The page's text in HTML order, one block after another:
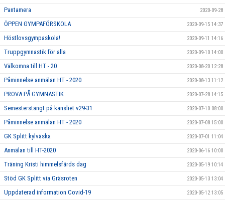
Pantamera 2020-09-28
ÖPPEN GYMPAFÖRSKOLA 2020-09-15 14:37
Höstlovsgympaskola! 2020-09-11 14:16
Truppgymnastik för alla 2020-09-10 14:00
Välkomna till HT - 20 2020-08-20 12:28
Påminnelse anmälan HT - 2020 2020-08-13 11:12
PROVA PÅ GYMNASTIK 2020-07-28 14:15
Semesterstängt på kansliet v29-31 2020-07-10 08:00
Påminnelse anmälan HT - 2020 2020-07-08 15:00
GK Splitt kylväska 2020-07-01 11:04
Anmälan till HT-2020 2020-06-16 10:00
Träning Kristi himmelsfärds dag 2020-05-19 10:14
Stöd GK Splitt via Gräsroten 2020-05-13 13:04
Uppdaterad information Covid-19 2020-05-12 13:05